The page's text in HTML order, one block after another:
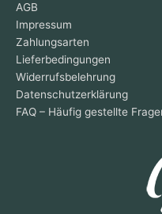
AGB
Impressum
Zahlungsarten
Lieferbedingungen
Widerrufsbelehrung
Datenschutzerklärung
FAQ – Häufig gestellte